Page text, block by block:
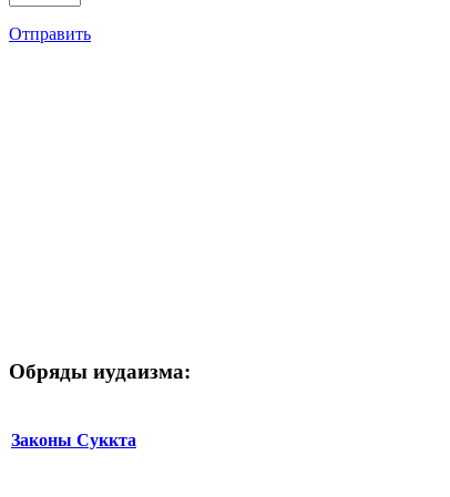
Отправить
Обряды иудаизма:
Законы Суккта